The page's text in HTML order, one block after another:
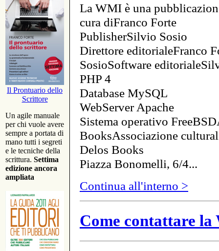
Il Prontuario dello
Scrittore
Un agile manuale
per chi vuole avere
sempre a portata di
mano tutti i segreti
e le tecniche della
scrittura. Settima
edizione ancora
ampliata
La WMI è una
cura diFranco Forte
PublisherSilvio Sosio
Direttore editorialeFranco
SosioSoftware
PHP 4
Database MySQL
WebServer Apache
Sistema operativo
BooksAssociazione
Delos Books
Piazza Bonomelli, 6/4...
Continua all'interno >
Come contattare